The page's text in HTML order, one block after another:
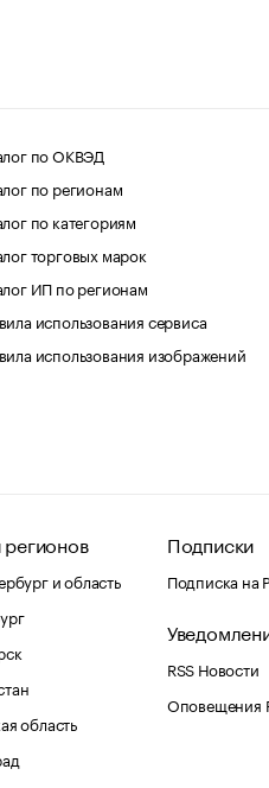
по ОКВЭД
по регионам
по категориям
торговых марок
ИП по регионам
использования сервиса
использования изображений
и область
область
Подписки
Подписка на
RSS Новости
Оповещения